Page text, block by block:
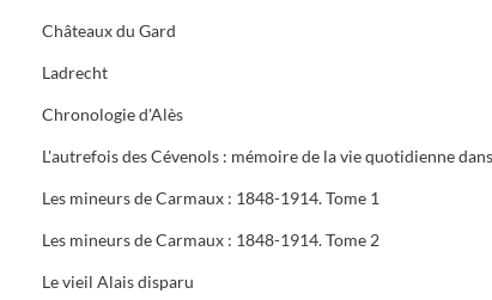
Châteaux du Gard
Ladrecht
Chronologie d'Alès
Les mineurs de Carmaux : 1848-1914. Tome 1
Les mineurs de Carmaux : 1848-1914. Tome 2
Le vieil Alais disparu